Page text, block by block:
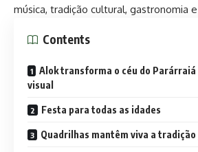
música, tradição cultural, gastronomia
Contents
Alok transforma o céu do Parárraiá
visual
Festa para todas as idades
Quadrilhas mantêm viva a tradição